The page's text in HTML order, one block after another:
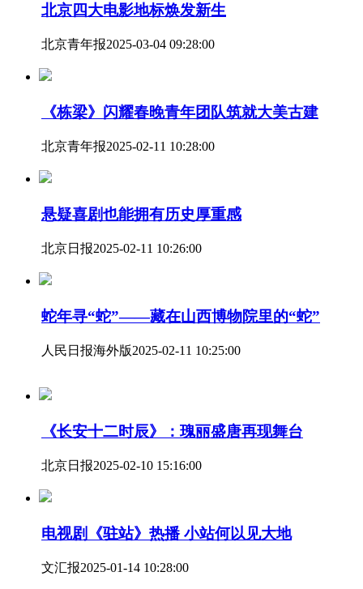
北京四大电影地标焕发新生
北京青年报2025-03-04 09:28:00
《栋梁》闪耀春晚青年团队筑就大美古建
北京青年报2025-02-11 10:28:00
悬疑喜剧也能拥有历史厚重感
北京日报2025-02-11 10:26:00
蛇年寻“蛇”——藏在山西博物院里的“蛇”
人民日报海外版2025-02-11 10:25:00
《长安十二时辰》：瑰丽盛唐再现舞台
北京日报2025-02-10 15:16:00
电视剧《驻站》热播 小站何以见大地
文汇报2025-01-14 10:28:00